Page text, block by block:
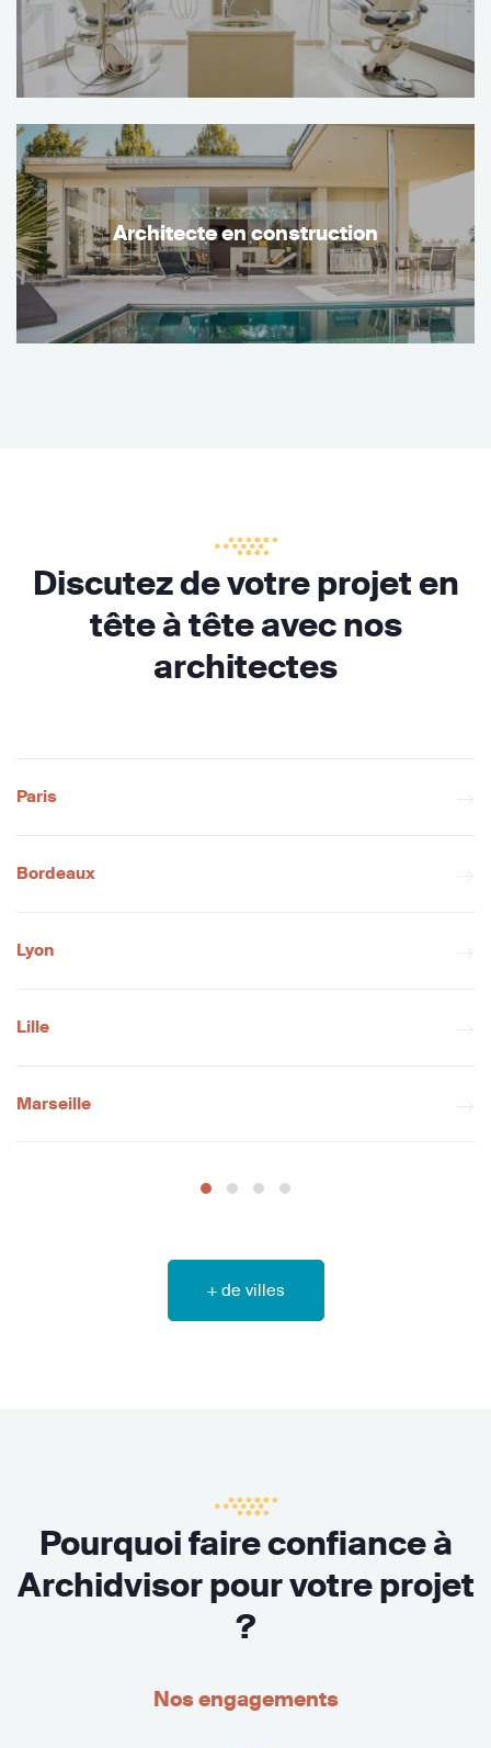
Architecte en construction
Discutez de votre projet en
tête à tête avec nos
architectes
Paris
Bordeaux
Lyon
Lille
Marseille
+ de villes
Pourquoi faire confiance à
Archidvisor pour votre projet
?
Nos engagements